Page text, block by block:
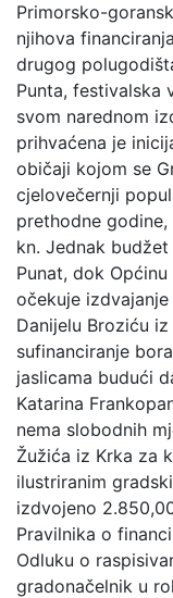
Primorsko-
njihova
drugog
Punta, festivalska
svom narednom
prihvaćena je
običaji kojom se
cjelovečernji
prethodne
kn. Jednak
Punat, dok
očekuje
Danijelu Broziću
sufinanciranje
jaslicama budući
Katarina
nema slobodnih
Žužića iz Krka za
ilustriranim
izdvojeno
Pravilnika o
Odluku o
gradonačelnik u